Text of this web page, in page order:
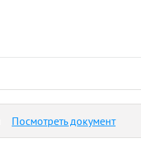
Посмотреть документ